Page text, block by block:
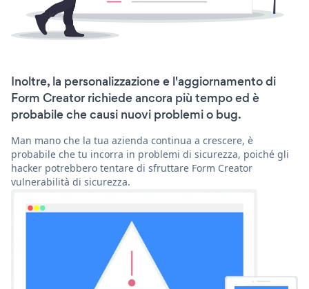
Inoltre, la personalizzazione e l'aggiornamento di
Form Creator richiede ancora più tempo ed è
probabile che causi nuovi problemi o bug.
Man mano che la tua azienda continua a crescere, è
probabile che tu incorra in problemi di sicurezza, poiché gli
hacker potrebbero tentare di sfruttare Form Creator
vulnerabilità di sicurezza.